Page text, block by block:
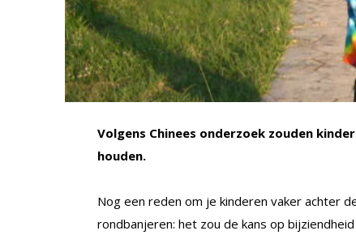
Volgens Chinees onderzoek zouden
houden.
Nog een reden om je kinderen vaker achter
rondbanjeren: het zou de kans op